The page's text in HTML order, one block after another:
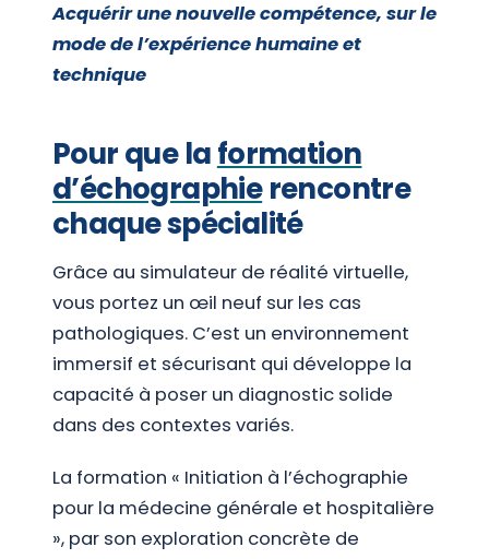
Acquérir une nouvelle compétence, sur le
mode de l’expérience humaine et
technique
Pour que laformation
d’échographierencontre
chaque spécialité
Grâce au simulateur de réalité virtuelle,
vous portez un œil neuf sur les cas
pathologiques. C’est un environnement
immersif et sécurisant qui développe la
capacité à poser un diagnostic solide
dans des contextes variés.
La formation « Initiation à l’échographie
pour la médecine générale et hospitalière
», par son exploration concrète de